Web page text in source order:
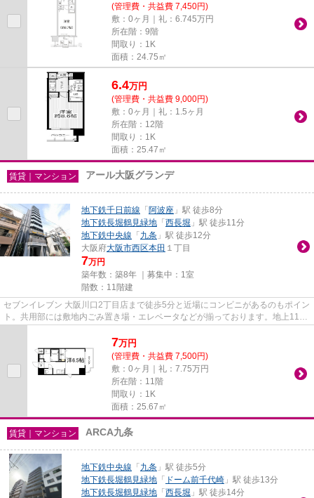
(管理費・共益費 7,450円)
敷：0ヶ月｜礼：6.745万円
所在階：9階
間取り：1K
面積：24.75㎡
6.4万円
(管理費・共益費 9,000円)
敷：0ヶ月｜礼：1.5ヶ月
所在階：12階
間取り：1K
面積：25.47㎡
賃貸｜マンション アール大阪グランデ
地下鉄千日前線 「 阿波座 」駅 徒歩8分
地下鉄長堀鶴見緑地 「 西長堀 」駅 徒歩11分
地下鉄中央線 「 九条 」駅 徒歩12分
大阪府大阪市西区本田 １丁目
7万円
築年数：築8年 ｜募集中： 1室
階数：11階建
セブンイレブン 大阪川口2丁目店まで徒歩5分と近場にコンビニがあるのもポイン
ト。共用部には敷地内ごみ置き場・エレベータなどが揃っております。地上11階
7万円
(管理費・共益費 7,500円)
敷：0ヶ月｜礼：7.75万円
所在階：11階
間取り：1K
面積：25.67㎡
賃貸｜マンション ARCA九条
地下鉄中央線 「 九条 」駅 徒歩5分
地下鉄長堀鶴見緑地 「 ドーム前千代崎 」駅 徒歩13分
地下鉄長堀鶴見緑地 「 西長堀 」駅 徒歩14分